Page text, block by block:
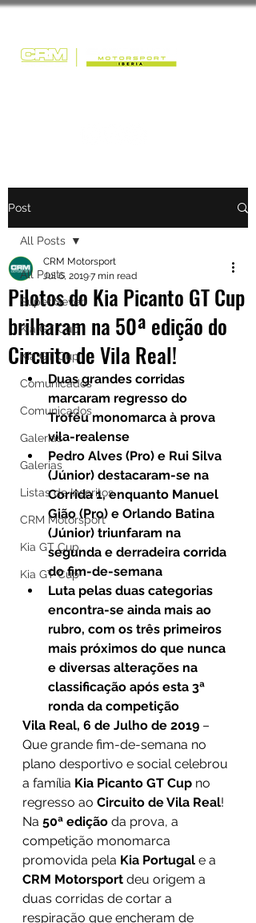
Post
All Posts
Super Seven
Kia GT Cup
Kia GT Cup
Comunicados
Comunicados
Galerias
Galerias
Listas de Inscritos
CRM Motorsport
Kia GT Cup
Kia GT Cup
All Posts
Pilotos do Kia Picanto GT Cup
brilharam na 50ª edição do
Circuito de Vila Real!
CRM Motorsport
Jul 6, 20197 min read
Duas grandes corridas
marcaram regresso do
Troféu monomarca à prova
vila-realense
Pedro Alves (Pro) e Rui Silva
(Júnior) destacaram-se na
Corrida 1, enquanto Manuel
Gião (Pro) e Orlando Batina
(Júnior) triunfaram na
segunda e derradeira corrida
do fim-de-semana
Luta pelas duas categorias
encontra-se ainda mais ao
rubro, com os três primeiros
mais próximos do que nunca
e diversas alterações na
classificação após esta 3ª
ronda da competição
Vila Real, 6 de Julho de 2019 –
Que grande fim-de-semana no
plano desportivo e social celebrou
a família Kia Picanto GT Cup no
regresso ao Circuito de Vila Real!
Na 50ª edição da prova, a
competição monomarca
promovida pela Kia Portugal e a
CRM Motorsport deu origem a
duas corridas de cortar a
respiração que encheram de